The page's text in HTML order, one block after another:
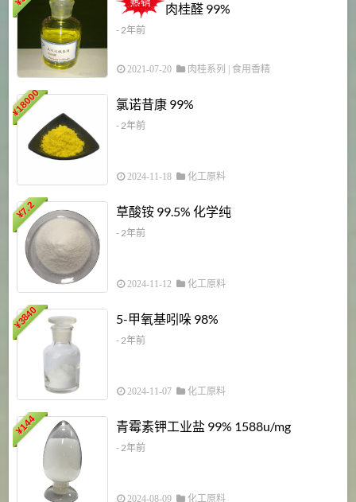
肉桂醛 99%
- 2年前
2021-07-20 肉桂系列 食用香精
¥
18000 氯诺昔康 99%
- 2年前
2024-11-18 化工原料
¥
7.2 草酸铵 99.5% 化学纯
- 2年前
2024-11-12 化工原料
¥
3840 5-甲氧基吲哚 98%
- 2年前
2024-11-07 化工原料
¥
144 青霉素钾工业盐 99% 1588u/mg
- 2年前
2024-08-09 化工原料